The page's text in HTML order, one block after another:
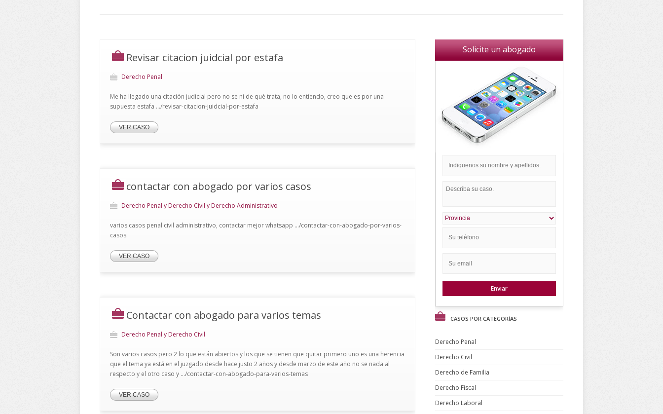
Revisar citacion juidcial por estafa
Derecho Penal
Me ha llegado una citación judicial pero no se ni de qué trata, no lo entiendo, creo que es por una
supuesta estafa .../revisar-citacion-juidcial-por-estafa
VER CASO
contactar con abogado por varios casos
Derecho Penal y Derecho Civil y Derecho Administrativo
varios casos penal civil administrativo, contactar mejor whatsapp .../contactar-con-abogado-por-varios-
casos
VER CASO
Contactar con abogado para varios temas
Derecho Penal y Derecho Civil
Son varios casos pero 2 lo que están abiertos y los que se tienen que quitar primero uno es una herencia
que el tema ya está en el juzgado desde hace justo 2 años y desde marzo de este año no se nada al
respecto y el otro caso y .../contactar-con-abogado-para-varios-temas
VER CASO
Solicite un abogado
CASOS POR CATEGORÍAS
Derecho Penal
Derecho Civil
Derecho de Familia
Derecho Fiscal
Derecho Laboral